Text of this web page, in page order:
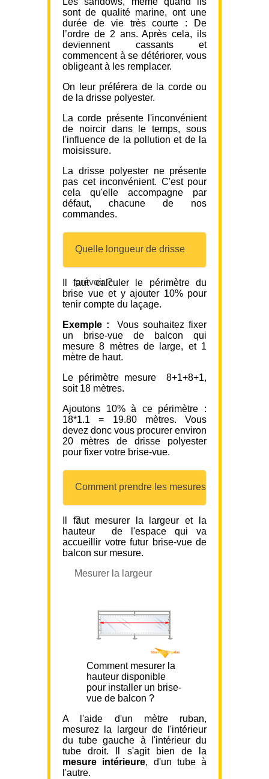
sont de qualité marine, ont une
durée de vie très courte : De
l’ordre de 2 ans. Après cela, ils
deviennent cassants et
commencent à se détériorer, vous
obligeant à les remplacer.
On leur préférera de la corde ou
de la drisse polyester.
La corde présente l'inconvénient
de noircir dans le temps, sous
l'influence de la pollution et de la
moisissure.
La drisse polyester ne présente
pas cet inconvénient. C'est pour
cela qu'elle accompagne par
défaut, chacune de nos
commandes.
Quelle longueur de drisse
prévoir ?
Il faut calculer le périmètre du
brise vue et y ajouter 10% pour
tenir compte du laçage.
Exemple :
Vous souhaitez fixer
un brise-vue de balcon qui
mesure 8 mètres de large, et 1
mètre de haut.
Le périmètre mesure 8+1+8+1,
soit 18 mètres.
Ajoutons 10% à ce périmètre :
18*1.1 = 19.80 mètres. Vous
devez donc vous procurer environ
20 mètres de drisse polyester
pour fixer votre brise-vue.
Comment prendre les mesures
?
Il faut mesurer la largeur et la
hauteur de l'espace qui va
accueillir votre futur brise-vue de
balcon sur mesure.
Mesurer la largeur
Comment mesurer la
hauteur disponible
pour installer un brise-
vue de balcon ?
A l'aide d'un mètre ruban,
mesurez la largeur de l'intérieur
du tube gauche à l'intérieur du
tube droit. Il s'agit bien de la
mesure intérieure, d'un tube à
l'autre.